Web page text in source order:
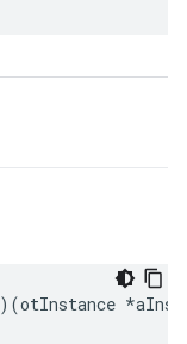
)(otInstance *